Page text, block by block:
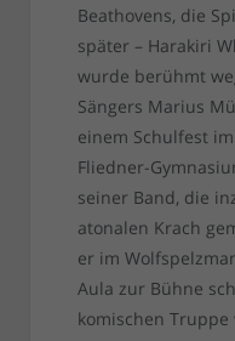
Beathovens, die
später – Harakiri
wurde berühmt
Sängers Marius
einem Schulfest
Fliedner-
seiner Band, die
atonalen Krach
er im
Aula zur Bühne
komischen